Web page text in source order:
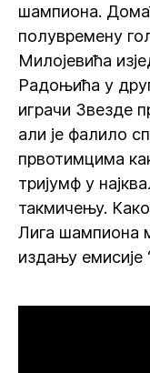
шампиона.
полувремену
Милојевића
Радоњића у
играчи Звезде
али је фалило
првотимцима
тријумф у
такмичењу.
Лига шампиона
издању емисије